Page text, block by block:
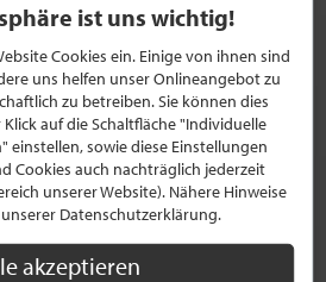
ist uns wichtig!
Cookies ein. Einige von ihnen sind
uns helfen unser Onlineangebot zu
zu betreiben. Sie können dies
auf die Schaltfläche "Individuelle
einstellen, sowie diese Einstellungen
Cookies auch nachträglich jederzeit
unserer Website). Nähere Hinweise
Datenschutzerklärung.
akzeptieren